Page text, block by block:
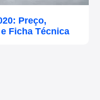
Preço,
Ficha Técnica